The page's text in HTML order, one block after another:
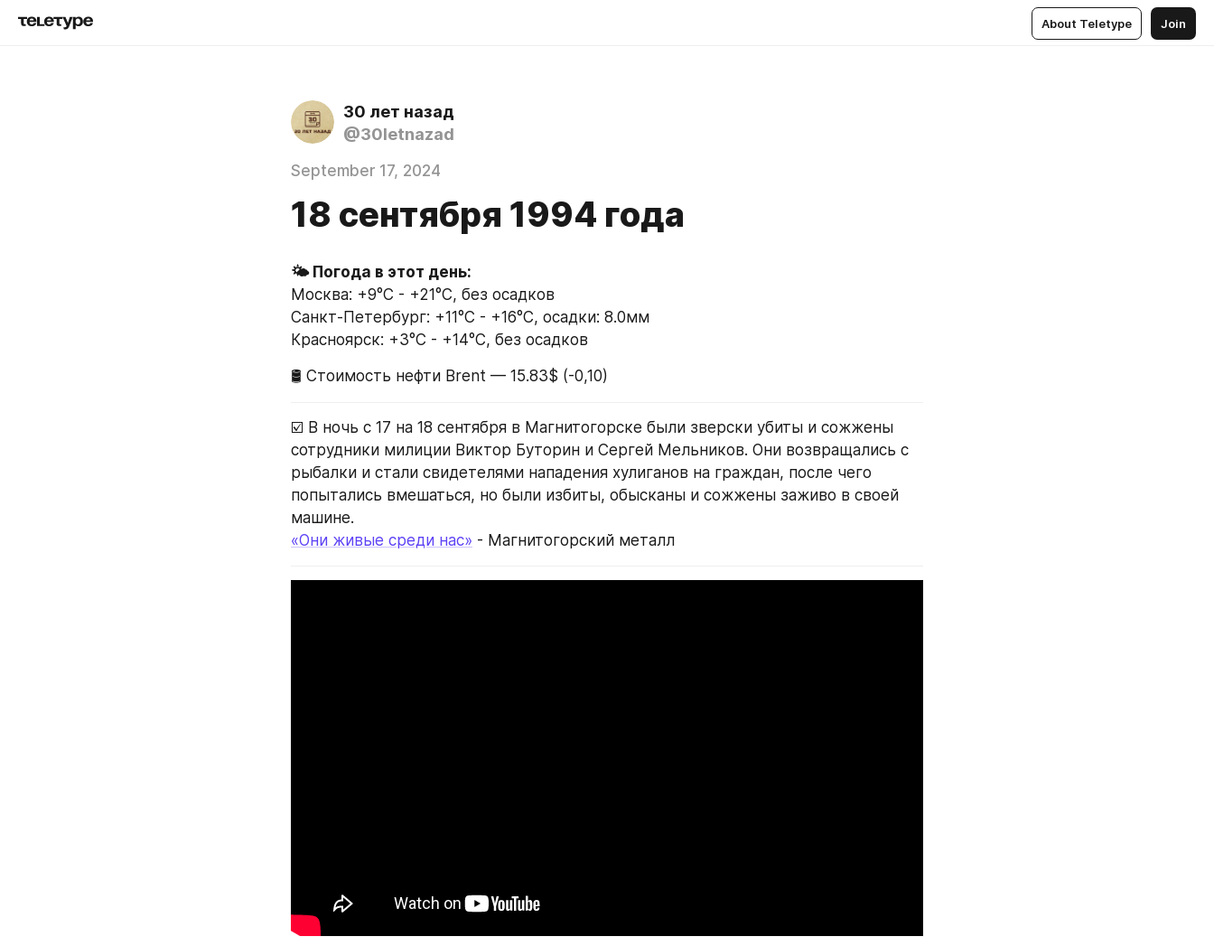
About Teletype Join
30 лет назад
@30letnazad
September 17, 2024
18 сентября 1994 года
Москва: +9°C - +21°C, без осадков
Санкт-Петербург: +11°C - +16°C, осадки: 8.0мм
Красноярск: +3°C - +14°C, без осадков
🛢 Стоимость нефти Brent — 15.83$ (-0,10)
☑️ В ночь с 17 на 18 сентября в Магнитогорске были зверски убиты и сожжены
сотрудники милиции Виктор Буторин и Сергей Мельников. Они возвращались с
рыбалки и стали свидетелями нападения хулиганов на граждан, после чего
попытались вмешаться, но были избиты, обысканы и сожжены заживо в своей
машине.
«Они живые среди нас» - Магнитогорский металл